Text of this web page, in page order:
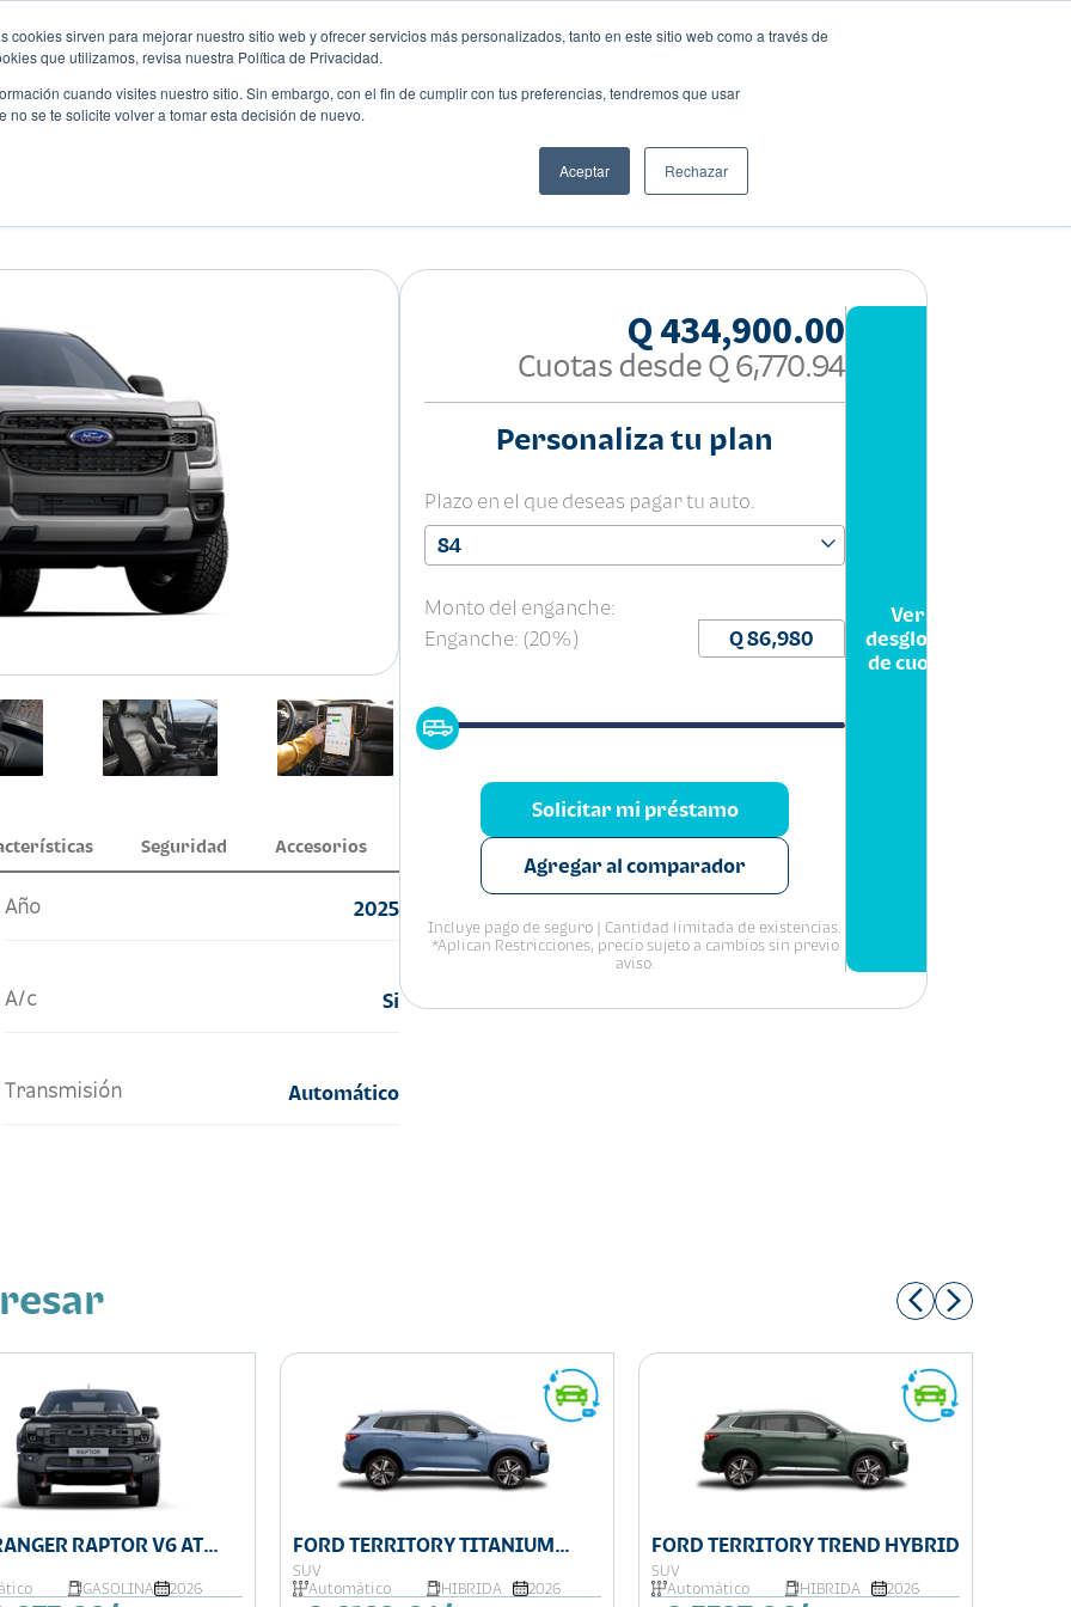
cookies sirven para mejorar nuestro sitio web y ofrecer servicios más personalizados, tanto en este sitio web como a través de
que utilizamos, revisa nuestra Política de Privacidad.
cuando visites nuestro sitio. Sin embargo, con el fin de cumplir con tus preferencias, tendremos que usar
se te solicite volver a tomar esta decisión de nuevo.
Aceptar Rechazar
Compartir:
Seguridad Accesorios
Año 2025
A/c Si
Transmisión Automático
Q 434,900.00
Cuotas desde Q 6,770.94
Personaliza tu plan
Plazo en el que deseas pagar tu auto.
84
Monto del enganche:
Enganche: (20%)
Solicitar mi préstamo
Agregar al comparador
Incluye pago de seguro | Cantidad limitada de existencias.
*Aplican Restricciones, precio sujeto a cambios sin previo
aviso.
Ver
desglose
de cuota
RAPTOR V6 AT
GASOLINA 2026
FORD TERRITORY TITANIUM
HYBRID
SUV
Automático
HIBRIDA 2026
FORD TERRITORY TREND HYBRID
SUV
Automático
HIBRIDA 2026